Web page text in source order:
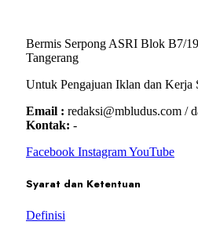
Bermis Serpong ASRI Blok B7/
Tangerang
Untuk Pengajuan Iklan dan Kerja
Email : redaksi@mbludus.com /
Kontak: -
Facebook InstagramYouTube
Syarat dan Ketentuan
Definisi